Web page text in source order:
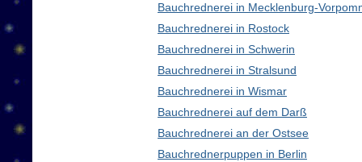
Bauchrednerei in Mecklenburg-
Bauchrednerei in Rostock
Bauchrednerei in Schwerin
Bauchrednerei in Stralsund
Bauchrednerei in Wismar
Bauchrednerei auf dem Darß
Bauchrednerei an der Ostsee
Bauchrednerpuppen in Berlin